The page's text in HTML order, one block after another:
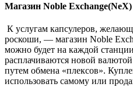
Магазин Noble Exchange(NeX)
К услугам капсулеров,
роскоши, ― магазин Noble
можно будет на каждой
расплачиваются новой
путем обмена «плексов».
использовать самому или